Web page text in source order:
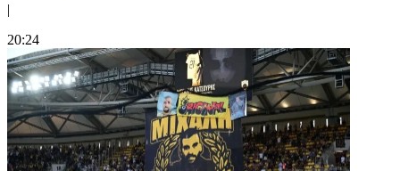
|
20:24